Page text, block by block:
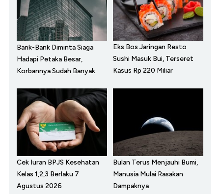
Bank-Bank Diminta Siaga
Hadapi Petaka Besar,
Korbannya Sudah Banyak
Eks Bos Jaringan Resto
Sushi Masuk Bui, Terseret
Kasus Rp 220 Miliar
Cek Iuran BPJS Kesehatan
Kelas 1,2,3 Berlaku 7
Agustus 2026
Bulan Terus Menjauhi Bumi,
Manusia Mulai Rasakan
Dampaknya